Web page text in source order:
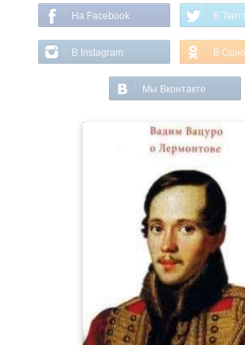
На Facebook В
В Instagram В
Мы Вконтакте